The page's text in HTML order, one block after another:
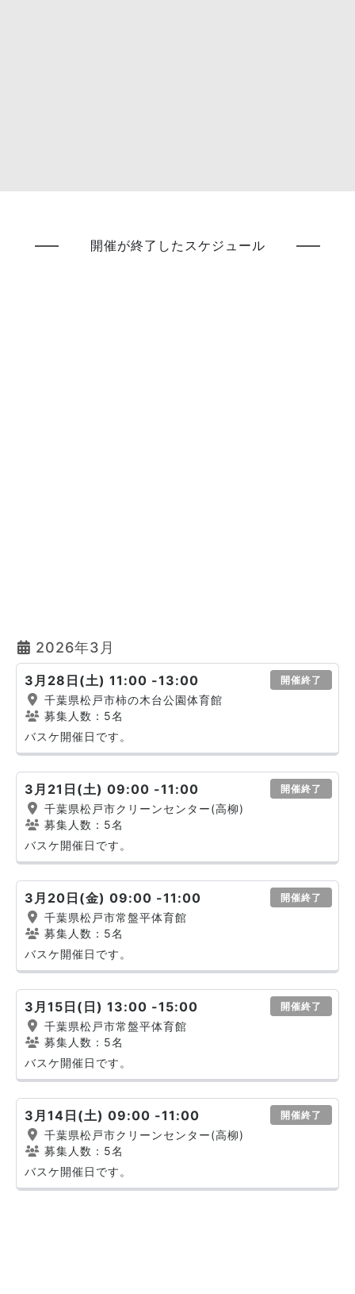
開催が終了したスケジュール
2026年3月
3月28日(土) 11:00 -13:00 開催終了
千葉県松戸市柿の木台公園体育館
募集人数：5名
バスケ開催日です。
3月21日(土) 09:00 -11:00 開催終了
千葉県松戸市クリーンセンター(高柳)
募集人数：5名
バスケ開催日です。
3月20日(金) 09:00 -11:00 開催終了
千葉県松戸市常盤平体育館
募集人数：5名
バスケ開催日です。
3月15日(日) 13:00 -15:00 開催終了
千葉県松戸市常盤平体育館
募集人数：5名
バスケ開催日です。
3月14日(土) 09:00 -11:00 開催終了
千葉県松戸市クリーンセンター(高柳)
募集人数：5名
バスケ開催日です。